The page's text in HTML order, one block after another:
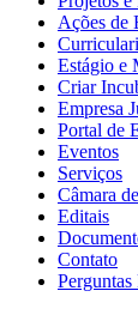
Ações de
Estágio e
Criar
Empresa
Portal de
Eventos
Serviços
Câmara
Editais
Contato
Perguntas